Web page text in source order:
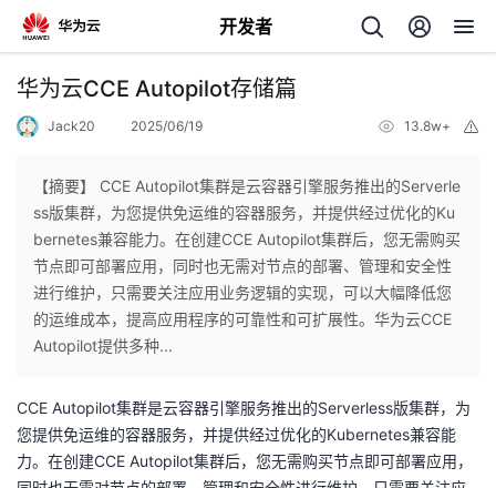
开发者
返
个
人
页
我
开
发
华为云CCE Autopilot存储篇
Jack20 2025/06/19 13.8w+
【摘要】 CCE Autopilot集群是云容器引擎服务推出的Serverle
ss版集群，为您提供免运维的容器服务，并提供经过优化的Ku
bernetes兼容能力。在创建CCE Autopilot集群后，您无需购买
节点即可部署应用，同时也无需对节点的部署、管理和安全性
进行维护，只需要关注应用业务逻辑的实现，可以大幅降低您
的运维成本，提高应用程序的可靠性和可扩展性。华为云CCE
Autopilot提供多种...
CCE Autopilot集群是云容器引擎服务推出的Serverless版集群，为
您提供免运维的容器服务，并提供经过优化的Kubernetes兼容能
力。在创建CCE Autopilot集群后，您无需购买节点即可部署应用，